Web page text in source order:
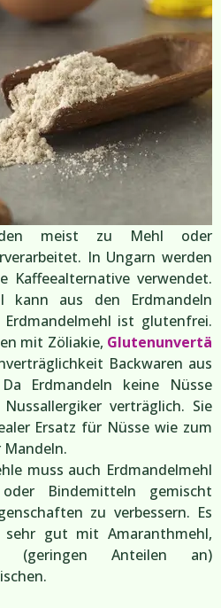
meist zu Mehl oder
In Ungarn werden
Kaffeealternative verwendet.
kann aus den Erdmandeln
ist glutenfrei.
mit Zöliakie, Glutenunvertä
Backwaren aus
Erdmandeln keine Nüsse
verträglich. Sie
Ersatz für Nüsse wie zum
Mandeln.
muss auch Erdmandelmehl
Bindemitteln gemischt
zu verbessern. Es
gut mit Amaranthmehl,
(geringen Anteilen an)